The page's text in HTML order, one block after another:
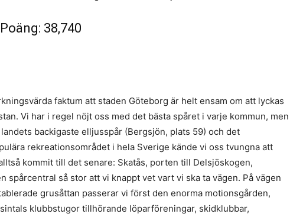
38,740
faktum att staden Göteborg är helt ensam om att lyckas
Vi har i regel nöjt oss med det bästa spåret i varje kommun, men
backigaste elljusspår (Bergsjön, plats 59) och det
rekreationsområdet i hela Sverige kände vi oss tvungna att
kommit till det senare: Skatås, porten till Delsjöskogen,
spårcentral så stor att vi knappt vet vart vi ska ta vägen. På vägen
grusåttan passerar vi först den enorma motionsgården,
klubbstugor tillhörande löparföreningar, skidklubbar,